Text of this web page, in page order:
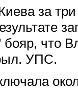
за
бояр, что
УПС.